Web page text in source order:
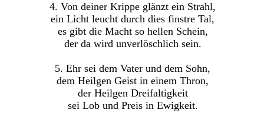
4. Von deiner Krippe glänzt ein Strahl,
ein Licht leucht durch dies finstre Tal,
es gibt die Macht so hellen Schein,
der da wird unverlöschlich sein.
5. Ehr sei dem Vater und dem Sohn,
dem Heilgen Geist in einem Thron,
der Heilgen Dreifaltigkeit
sei Lob und Preis in Ewigkeit.